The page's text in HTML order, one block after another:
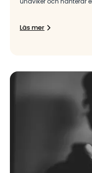
Läs mer